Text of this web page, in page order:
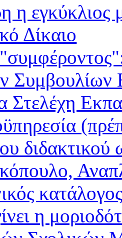
εγκύκλιος
Δίκαιο
Συμβουλίων
Στελέχη
η